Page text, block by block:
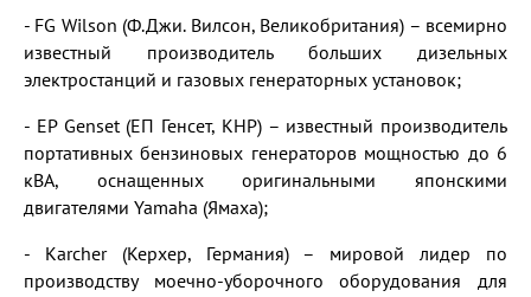
- FG Wilson (Ф.Джи. Вилсон, Великобритания) – всемирно
известный производитель больших дизельных
электростанций и газовых генераторных установок;
- EP Genset (ЕП Генсет, КНР) – известный производитель
портативных бензиновых генераторов мощностью до 6
кВА, оснащенных оригинальными японскими
двигателями Yamaha (Ямаха);
- Karcher (Керхер, Германия) – мировой лидер по
производству моечно-уборочного оборудования для